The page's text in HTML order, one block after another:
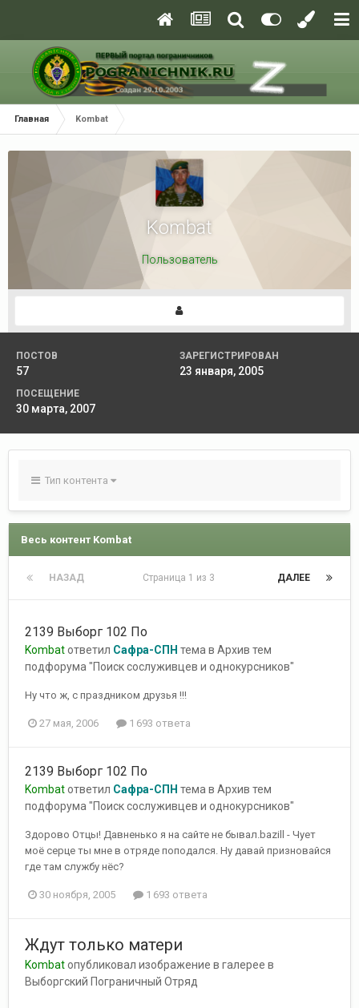
Главная Kombat
Kombat
Пользователь
ПОСТОВ
57
ЗАРЕГИСТРИРОВАН
23 января, 2005
ПОСЕЩЕНИЕ
30 марта, 2007
Тип контента
Весь контент Kombat
НАЗАД ДАЛЕЕ
Страница 1 из 3
2139 Выборг 102 По
Kombatответил Сафра-СПН тема в Архив тем
подфорума "Поиск сослуживцев и однокурсников"
Ну что ж, с праздником друзья !!!
27 мая, 2006 1 693 ответа
2139 Выборг 102 По
Kombatответил Сафра-СПН тема в Архив тем
подфорума "Поиск сослуживцев и однокурсников"
Здорово Отцы! Давненько я на сайте не бывал.bazill - Чует
моё серце ты мне в отряде поподался. Ну давай призновайся
где там службу нёс?
30 ноября, 2005 1 693 ответа
Ждут только матери
Kombatопубликовал изображение в галерее в
Выборгский Пограничный Отряд